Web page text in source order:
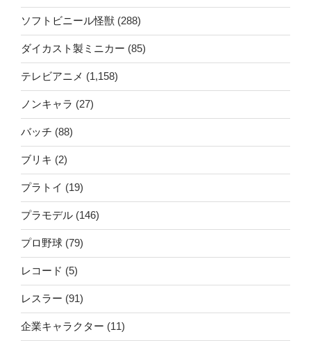
ソフトビニール怪獣 (288)
ダイカスト製ミニカー (85)
テレビアニメ (1,158)
ノンキャラ (27)
バッチ (88)
ブリキ (2)
プラトイ (19)
プラモデル (146)
プロ野球 (79)
レコード (5)
レスラー (91)
企業キャラクター (11)